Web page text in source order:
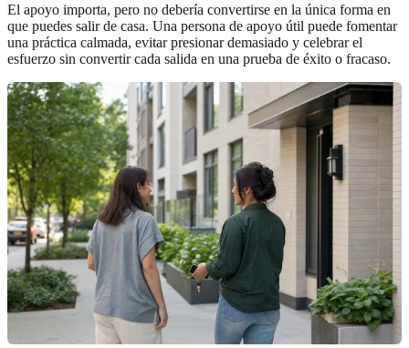
El apoyo importa, pero no debería convertirse en la única forma en
que puedes salir de casa. Una persona de apoyo útil puede fomentar
una práctica calmada, evitar presionar demasiado y celebrar el
esfuerzo sin convertir cada salida en una prueba de éxito o fracaso.